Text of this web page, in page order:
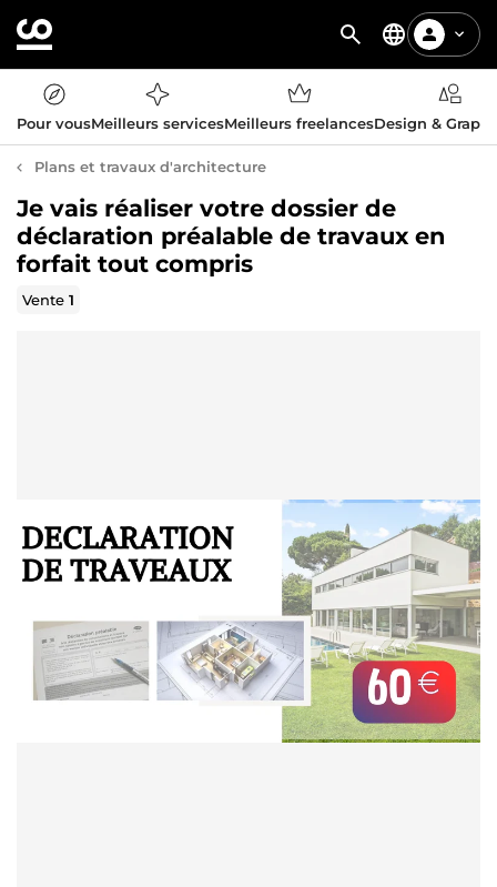
Pour vousMeilleurs servicesMeilleurs freelancesDesign &
Plans et travaux d'architecture
Je vais réaliser votre dossier de
déclaration préalable de travaux en
forfait tout compris
Vente1